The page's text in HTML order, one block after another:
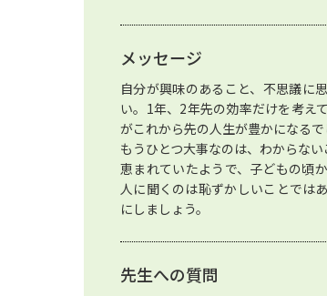
メッセージ
自分が興味のあること、不思議に
い。1年、2年先の効率だけを考え
がこれから先の人生が豊かになるで
もうひとつ大事なのは、わからな
恵まれていたようで、子どもの頃
人に聞くのは恥ずかしいことでは
にしましょう。
先生への質問